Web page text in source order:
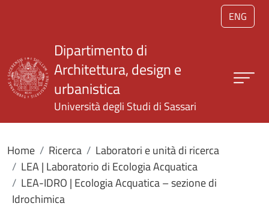
Salta al contenuto principale
ENG
Dipartimento di
Architettura, design e
urbanistica
Università degli Studi di Sassari
Home Ricerca
Laboratori e unità di ricerca
LEA | Laboratorio di Ecologia Acquatica
LEA-IDRO | Ecologia Acquatica – sezione di
Idrochimica